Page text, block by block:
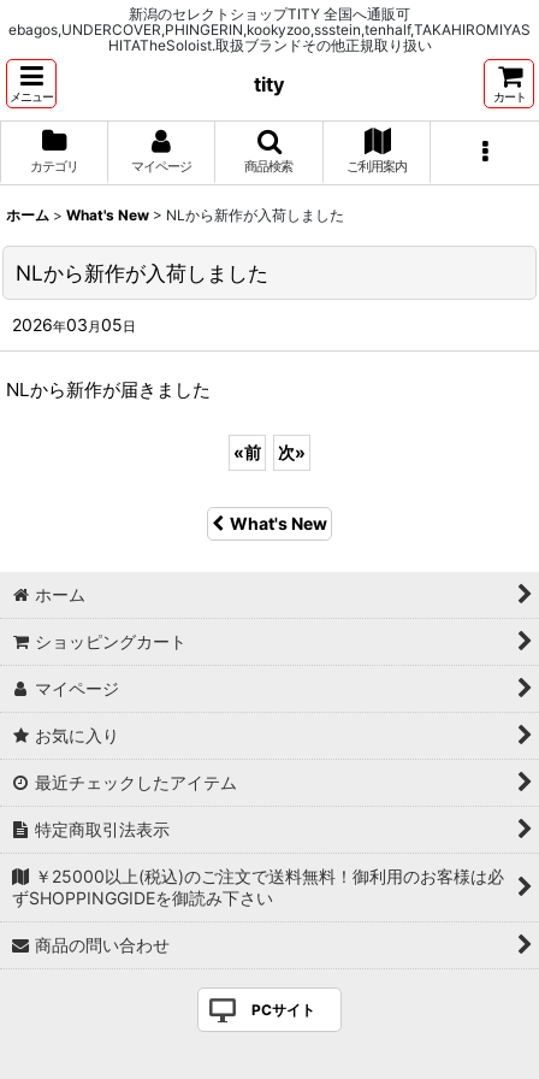
新潟のセレクトショップTITY 全国へ通販可
ebagos,UNDERCOVER,PHINGERIN,kookyzoo,ssstein,tenhalf,TAKAHIROMIYAS
HITATheSoloist.取扱ブランドその他正規取り扱い
メニュー
tity
カート
カテゴリ マイページ 商品検索 ご利用案内
ホーム > What's New > NLから新作が入荷しました
NLから新作が入荷しました
2026年03 月05日
NLから新作が届きました
«前 次»
What's New
ホーム
ショッピングカート
マイページ
お気に入り
最近チェックしたアイテム
特定商取引法表示
￥25000以上(税込)のご注文で送料無料！御利用のお客様は必
ずSHOPPINGGIDEを御読み下さい
商品の問い合わせ
PCサイト